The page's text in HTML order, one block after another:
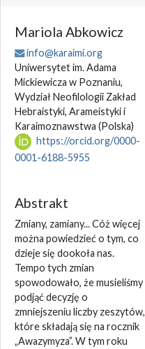
Mariola Abkowicz
info@karaimi.org
Uniwersytet im. Adama
Mickiewicza w Poznaniu,
Wydział Neofilologii Zakład
Hebraistyki, Arameistyki i
Karaimoznawstwa (Polska)
https://orcid.org/0000-
0001-6188-5955
Abstrakt
Zmiany, zamiany... Cóż więcej
można powiedzieć o tym, co
dzieje się dookoła nas.
Tempo tych zmian
spowodowało, że musieliśmy
podjąć decyzję o
zmniejszeniu liczby zeszytów,
które składają się na rocznik
„Awazymyza”. W tym roku